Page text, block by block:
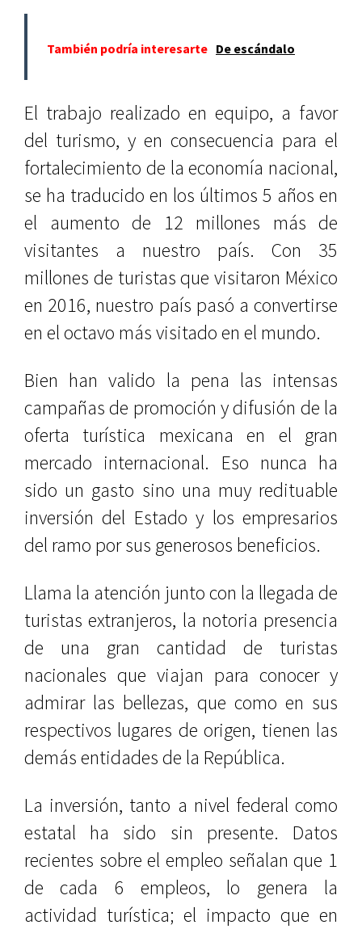
También podría interesarte De escándalo
El trabajo realizado en equipo, a favor
del turismo, y en consecuencia para el
fortalecimiento de la economía nacional,
se ha traducido en los últimos 5 años en
el aumento de 12 millones más de
visitantes a nuestro país. Con 35
millones de turistas que visitaron México
en 2016, nuestro país pasó a convertirse
en el octavo más visitado en el mundo.
Bien han valido la pena las intensas
campañas de promoción y difusión de la
oferta turística mexicana en el gran
mercado internacional. Eso nunca ha
sido un gasto sino una muy redituable
inversión del Estado y los empresarios
del ramo por sus generosos beneficios.
Llama la atención junto con la llegada de
turistas extranjeros, la notoria presencia
de una gran cantidad de turistas
nacionales que viajan para conocer y
admirar las bellezas, que como en sus
respectivos lugares de origen, tienen las
demás entidades de la República.
La inversión, tanto a nivel federal como
estatal ha sido sin presente. Datos
recientes sobre el empleo señalan que 1
de cada 6 empleos, lo genera la
actividad turística; el impacto que en